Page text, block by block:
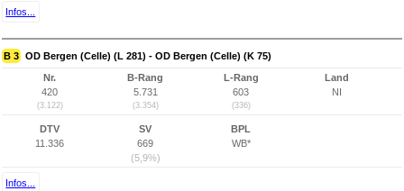
Infos...
B 3 OD Bergen (Celle) (L 281) - OD Bergen (Celle) (K 75)
Nr.
420
(3.122)
B-Rang
5.731
(3.354)
L-Rang
603
(336)
Land
NI
DTV
11.336
SV
669
(5,9%)
BPL
WB*
Infos...